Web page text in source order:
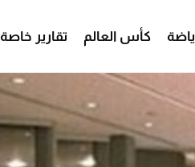
كأس العالم تقارير خاصة